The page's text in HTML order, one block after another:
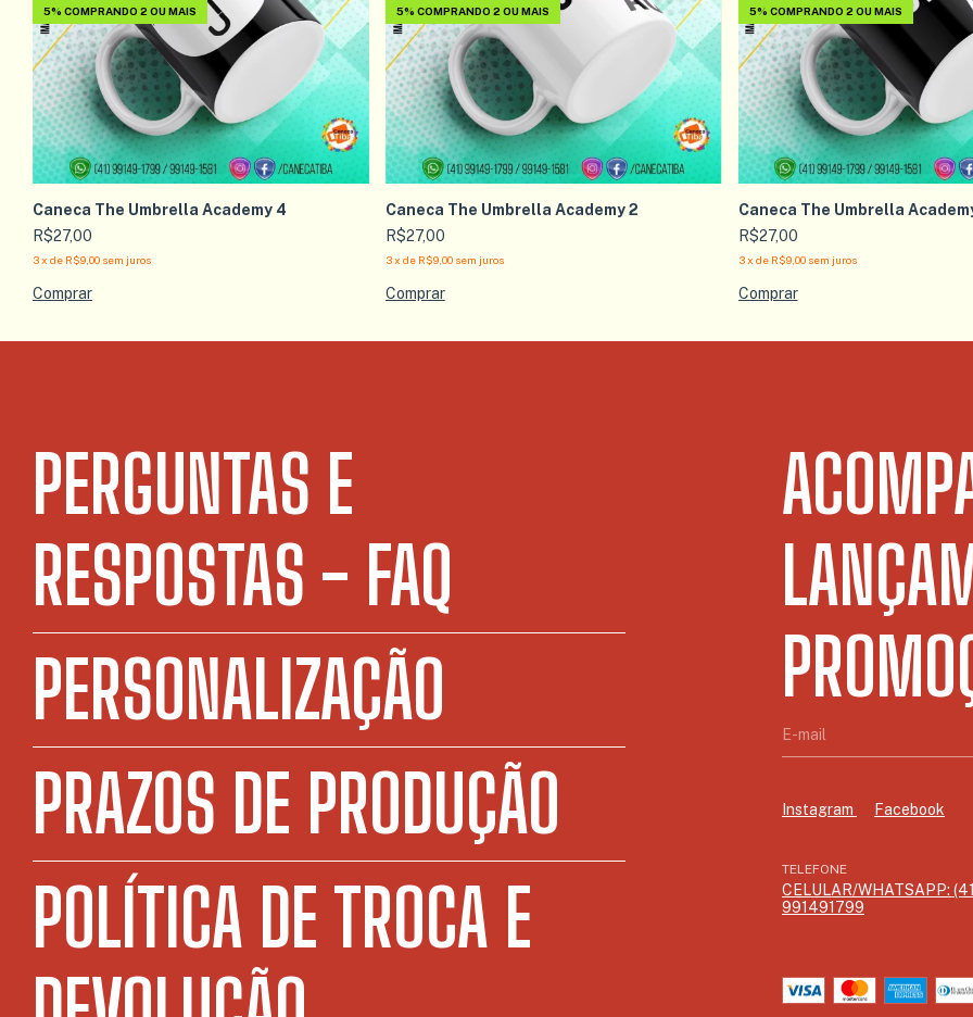
5% COMPRANDO 2 OU MAIS
Caneca The Umbrella Academy 4
R$27,00
3x de R$9,00 sem juros
5% COMPRANDO 2 OU MAIS
Caneca The Umbrella Academy 2
R$27,00
3x de R$9,00 sem juros
5% COMPRANDO 2 OU MAIS
Caneca The Umbrella
R$27,00
3 x de R$9,00 sem juros
PERGUNTAS E
RESPOSTAS - FAQ
PERSONALIZAÇÃO
PRAZOS DE PRODUÇÃO
POLÍTICA DE TROCA E
Instagram Facebook
TELEFONE
CELULAR/WHATSAPP:
991491799